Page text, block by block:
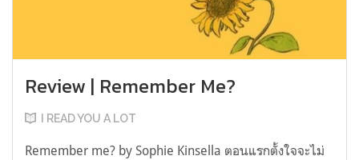
Review | Remember Me?
I READ YOU A LOT
Remember me? by Sophie Kinsella ตอนแรกตั้งใจจะไม่